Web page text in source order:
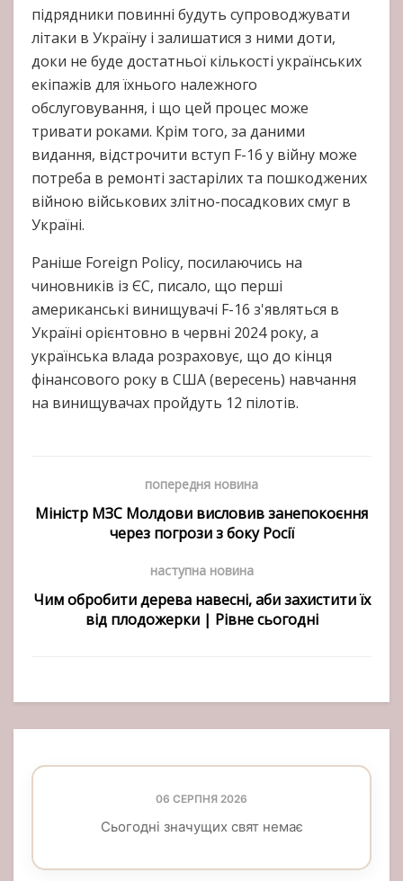
підрядники повинні будуть супроводжувати
літаки в Україну і залишатися з ними доти,
доки не буде достатньої кількості українських
екіпажів для їхнього належного
обслуговування, і що цей процес може
тривати роками. Крім того, за даними
видання, відстрочити вступ F-16 у війну може
потреба в ремонті застарілих та пошкоджених
війною військових злітно-посадкових смуг в
Україні.
Раніше Foreign Policy, посилаючись на
чиновників із ЄС, писало, що перші
американські винищувачі F-16 з'являться в
Україні орієнтовно в червні 2024 року, а
українська влада розраховує, що до кінця
фінансового року в США (вересень) навчання
на винищувачах пройдуть 12 пілотів.
попередня новина
Міністр МЗС Молдови висловив занепокоєння
через погрози з боку Росії
наступна новина
Чим обробити дерева навесні, аби захистити їх
від плодожерки | Рівне сьогодні
06 СЕРПНЯ 2026
Сьогодні значущих свят немає